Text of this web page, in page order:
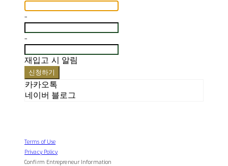
-
-
재입고 시 알림
신청하기
카카오톡
네이버 블로그
Terms of Use
Privacy Policy
Confirm Entrepreneur Information